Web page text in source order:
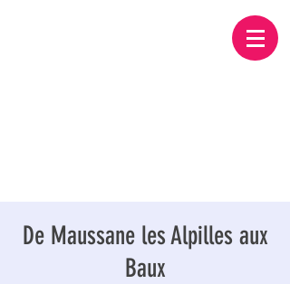
De Maussane les Alpilles aux
Baux